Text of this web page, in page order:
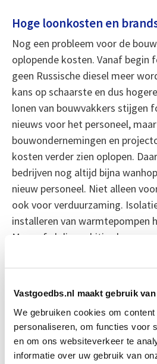
Vastgoedbs.nl maakt gebruik
We gebruiken cookies om
personaliseren, om functies voor
en om ons websiteverkeer te
informatie over uw gebruik van
Hoge loonkosten en
Nog een probleem voor de
oplopende kosten. Vanaf begin
geen Russische diesel meer
kans op schaarste en dus
lonen van bouwvakkers stijgen
nieuws voor het personeel,
bouwondernemingen en
kosten verder zien oplopen.
bedrijven nog altijd bijna
nieuw personeel. Niet alleen
ook voor verduurzaming.
installeren van warmtepompen
Maar of al die ambities kunnen
is gezien de krappe
Boeiend verhaal?
in deze opleidingen: